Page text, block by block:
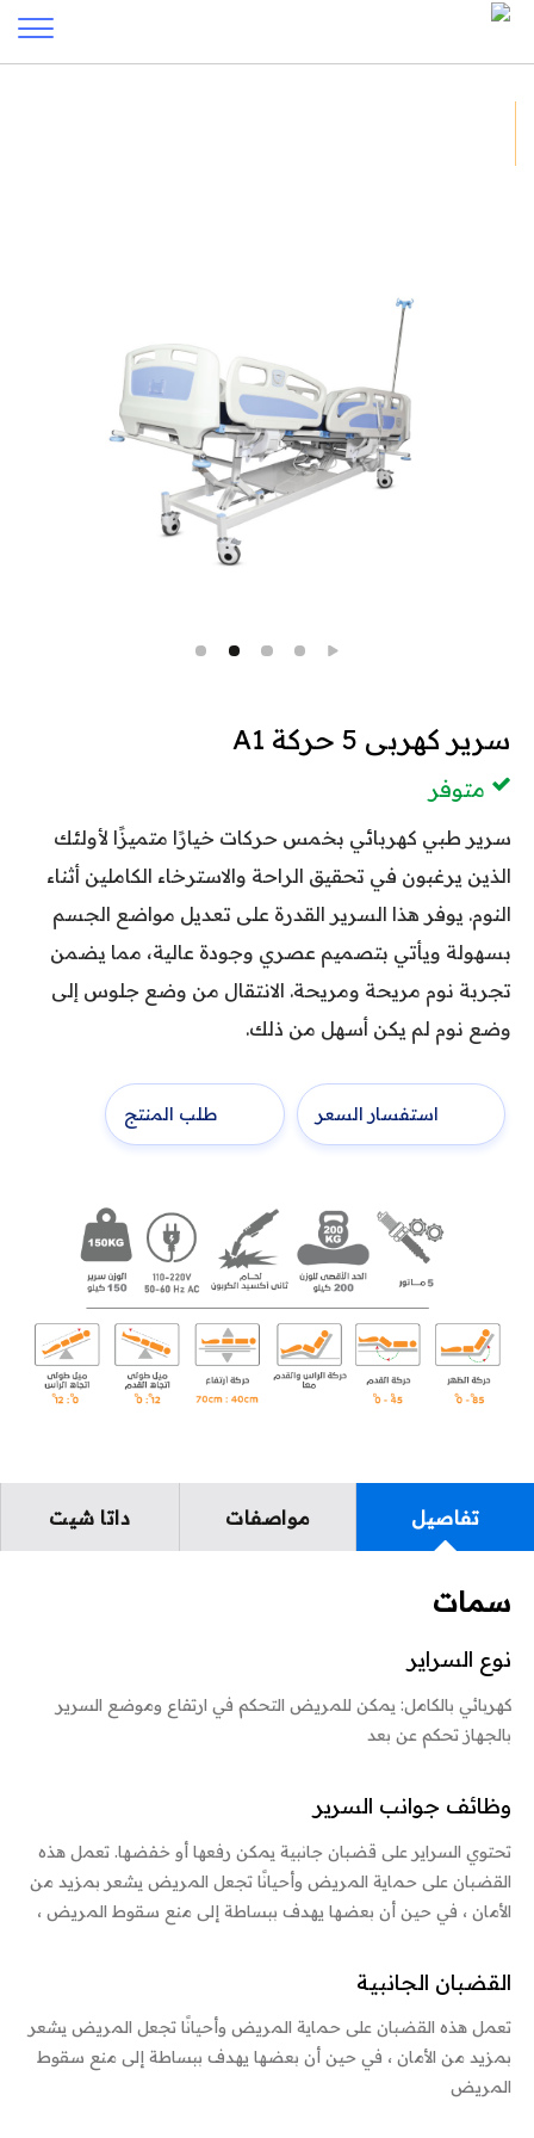
سرير كهربى 5 حركة A1
متوفر
سرير طبي كهربائي بخمس حركات خيارًا متميزًا لأولئك
الذين يرغبون في تحقيق الراحة والاسترخاء الكاملين أثناء
النوم. يوفر هذا السرير القدرة على تعديل مواضع الجسم
بسهولة ويأتي بتصميم عصري وجودة عالية، مما يضمن
تجربة نوم مريحة ومريحة. الانتقال من وضع جلوس إلى
وضع نوم لم يكن أسهل من ذلك.
طلب المنتج استفسار السعر
تفاصيل مواصفات داتا شيت
سمات
نوع السراير
كهربائي بالكامل: يمكن للمريض التحكم في ارتفاع وموضع السرير
بالجهاز تحكم عن بعد
وظائف جوانب السرير
تحتوي السراير على قضبان جانبية يمكن رفعها أو خفضها. تعمل هذه
القضبان على حماية المريض وأحيانًا تجعل المريض يشعر بمزيد من
الأمان ، في حين أن بعضها يهدف ببساطة إلى منع سقوط المريض ،
القضبان الجانبية
تعمل هذه القضبان على حماية المريض وأحيانًا تجعل المريض يشعر
بمزيد من الأمان ، في حين أن بعضها يهدف ببساطة إلى منع سقوط
المريض